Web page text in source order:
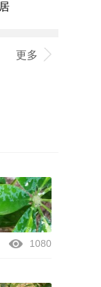
更多
1080